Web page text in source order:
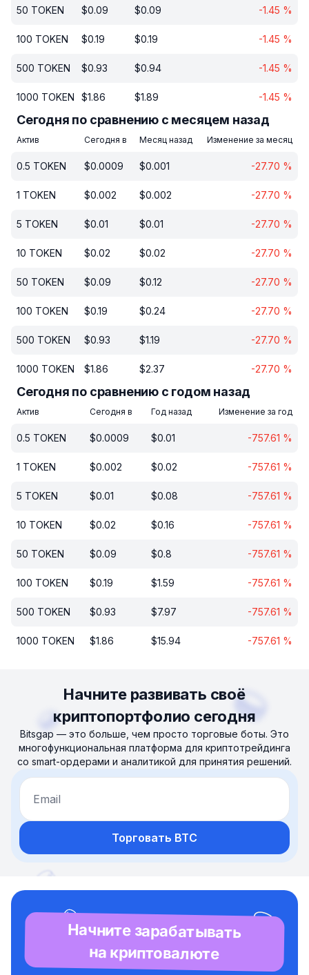
50 TOKEN $0.09 $0.09 -1.45 %
100 TOKEN $0.19 $0.19 -1.45 %
500 TOKEN $0.93 $0.94 -1.45 %
1000 TOKEN $1.86 $1.89 -1.45 %
Сегодня по сравнению с месяцем назад
Актив Сегодня в Месяц назад Изменение за месяц
0.5 TOKEN $0.0009 $0.001 -27.70 %
1 TOKEN $0.002 $0.002 -27.70 %
5 TOKEN $0.01 $0.01 -27.70 %
10 TOKEN $0.02 $0.02 -27.70 %
50 TOKEN $0.09 $0.12 -27.70 %
100 TOKEN $0.19 $0.24 -27.70 %
500 TOKEN $0.93 $1.19 -27.70 %
1000 TOKEN $1.86 $2.37 -27.70 %
Сегодня по сравнению с годом назад
Актив Сегодня в Год назад Изменение за год
0.5 TOKEN $0.0009 $0.01 -757.61 %
1 TOKEN $0.002 $0.02 -757.61 %
5 TOKEN $0.01 $0.08 -757.61 %
10 TOKEN $0.02 $0.16 -757.61 %
50 TOKEN $0.09 $0.8 -757.61 %
100 TOKEN $0.19 $1.59 -757.61 %
500 TOKEN $0.93 $7.97 -757.61 %
1000 TOKEN $1.86 $15.94 -757.61 %
Начните развивать своё
криптопортфолио сегодня
Bitsgap — это больше, чем просто торговые боты. Это
многофункциональная платформа для криптотрейдинга
со smart-ордерами и аналитикой для принятия решений.
Email
Торговать BTC
Начните зарабатывать
на криптовалюте